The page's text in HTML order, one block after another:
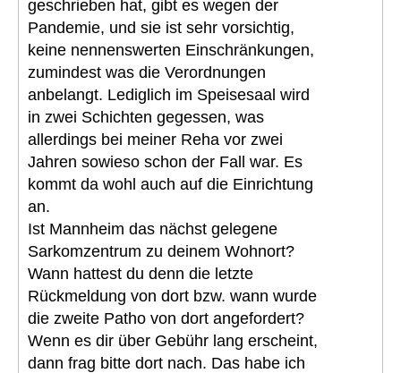
geschrieben hat, gibt es wegen der
Pandemie, und sie ist sehr vorsichtig,
keine nennenswerten Einschränkungen,
zumindest was die Verordnungen
anbelangt. Lediglich im Speisesaal wird
in zwei Schichten gegessen, was
allerdings bei meiner Reha vor zwei
Jahren sowieso schon der Fall war. Es
kommt da wohl auch auf die Einrichtung
an.
Ist Mannheim das nächst gelegene
Sarkomzentrum zu deinem Wohnort?
Wann hattest du denn die letzte
Rückmeldung von dort bzw. wann wurde
die zweite Patho von dort angefordert?
Wenn es dir über Gebühr lang erscheint,
dann frag bitte dort nach. Das habe ich